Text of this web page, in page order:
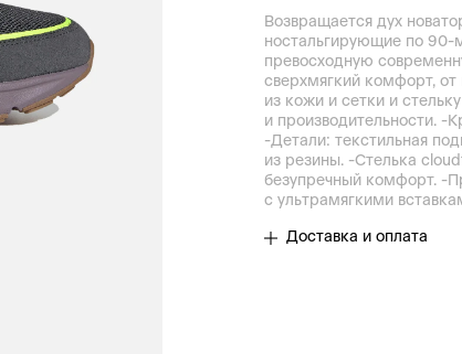
Возвращается дух
ностальгирующие по 90-
превосходную
сверхмягкий комфорт,
из кожи и сетки и
и производительности. -
-Детали: текстильная
из резины. -Стелька
безупречный комфорт. -
с ультрамягкими
Доставка и оплата